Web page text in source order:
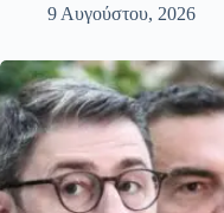
9 Αυγούστου, 2026